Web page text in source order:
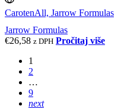
CarotenAll, Jarrow Formulas
Jarrow Formulas
€26,58 z DPH Pročitaj više
1
2
…
9
next